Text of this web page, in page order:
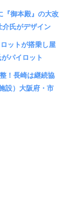
『御本殿』の大改
介氏がデザイン
ットが搭乗し屋
パイロット
！長崎は継続協
設）大阪府・市